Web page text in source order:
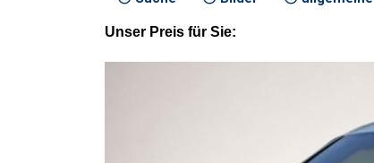
Unser Preis für Sie: